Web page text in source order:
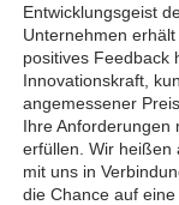
Entwicklungsgeist
Unternehmen
positives Feedback
Innovationskraft,
angemessener
Ihre Anforderungen
erfüllen. Wir heißen
mit uns in
die Chance auf